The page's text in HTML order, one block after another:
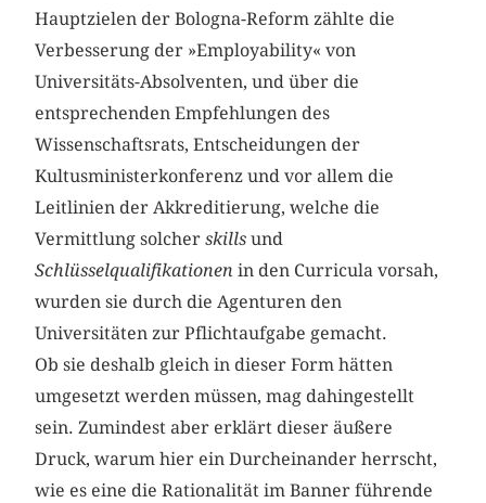
Hauptzielen der Bologna-Reform zählte die
Verbesserung der »Employability« von
Universitäts-Absolventen, und über die
entsprechenden Empfehlungen des
Wissenschaftsrats, Entscheidungen der
Kultusministerkonferenz und vor allem die
Leitlinien der Akkreditierung, welche die
Vermittlung solcherskillsund
Schlüsselqualifikationen in den Curricula vorsah,
wurden sie durch die Agenturen den
Universitäten zur Pflichtaufgabe gemacht.
Ob sie deshalb gleich in dieser Form hätten
umgesetzt werden müssen, mag dahingestellt
sein. Zumindest aber erklärt dieser äußere
Druck, warum hier ein Durcheinander herrscht,
wie es eine die Rationalität im Banner führende